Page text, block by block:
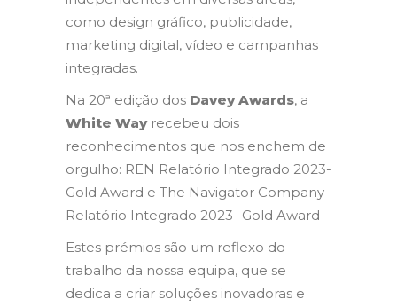
como design gráfico, publicidade,
marketing digital, vídeo e campanhas
integradas.
Na 20ª edição dos Davey Awards, a
White Wayrecebeu dois
reconhecimentos que nos enchem de
orgulho: REN Relatório Integrado 2023-
Gold Award e The Navigator Company
Relatório Integrado 2023- Gold Award
Estes prémios são um reflexo do
trabalho da nossa equipa, que se
dedica a criar soluções inovadoras e